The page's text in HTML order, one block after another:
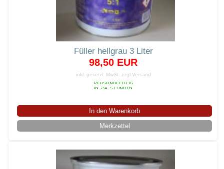
Füller hellgrau 3 Liter
98,50 EUR
inkl. gesetzl. MwSt. zzgl.Versand
In den Warenkorb
Merkzettel